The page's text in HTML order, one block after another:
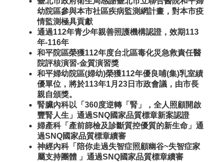
幼院區參與本市社區疾病監測網計畫，對本市疫
情監測極具貢獻
通過112年青少年親善照護機構認證，效期113
年-116年
和平院區榮獲112年度台北區毒化災急救責任醫
院評核演習-金質演習獎
和平婦幼院區(婦幼)榮獲112年優良哺(集)乳室績
優單位，將於113年1月23日市政會議，由市長
親自頒獎。
腎臟內科以「360度逆轉「腎」，全人照顧開啟
豐腎人生」通過SNQ國家品質標章新案認證
婦產科「產前篩檢及診斷質控優質的新生命」通
過SNQ國家品質標章續審
神經內科「陪你走過失智症照顧幽谷~失智症家
屬支持團體 」通過SNQ國家品質標章續審